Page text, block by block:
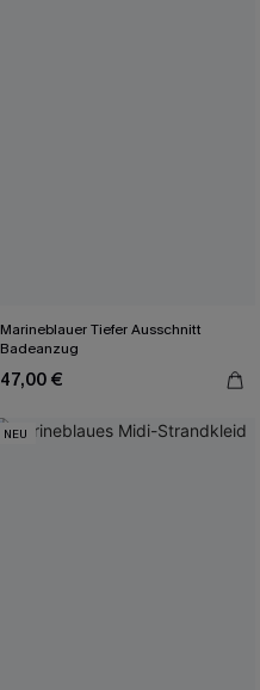
Marineblauer Tiefer Ausschnitt
Badeanzug
47,00 €
NEU